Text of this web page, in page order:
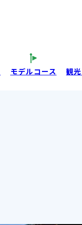
モデルコース 観
特集記事